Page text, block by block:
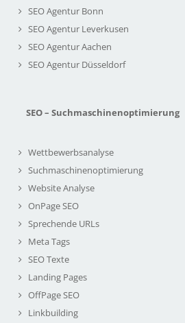
SEO Agentur Bonn
SEO Agentur Leverkusen
SEO Agentur Aachen
SEO Agentur Düsseldorf
SEO – Suchmaschinenoptimierung
Wettbewerbsanalyse
Suchmaschinenoptimierung
Website Analyse
OnPage SEO
Sprechende URLs
Meta Tags
SEO Texte
Landing Pages
OffPage SEO
Linkbuilding